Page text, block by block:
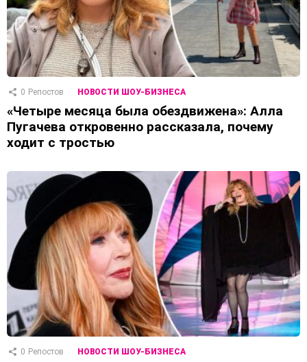
0 Репостов НОВОСТИ ШОУ-БИЗНЕСА
«Четыре месяца была обездвижена»: Алла
Пугачева откровенно рассказала, почему
ходит с тростью
0 Репостов НОВОСТИ ШОУ-БИЗНЕСА